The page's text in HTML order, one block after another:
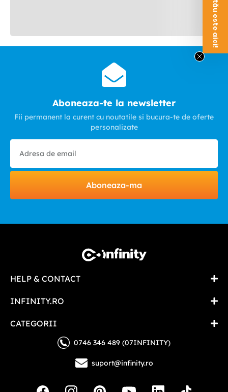
Aboneaza-te la newsletter
Fii permanent la curent cu noutatile si bucura-te de oferte
personalizate
Aboneaza-ma
HELP & CONTACT
INFINITY.RO
CATEGORII
0746 346 489 (07INFINITY)
suport@infinity.ro